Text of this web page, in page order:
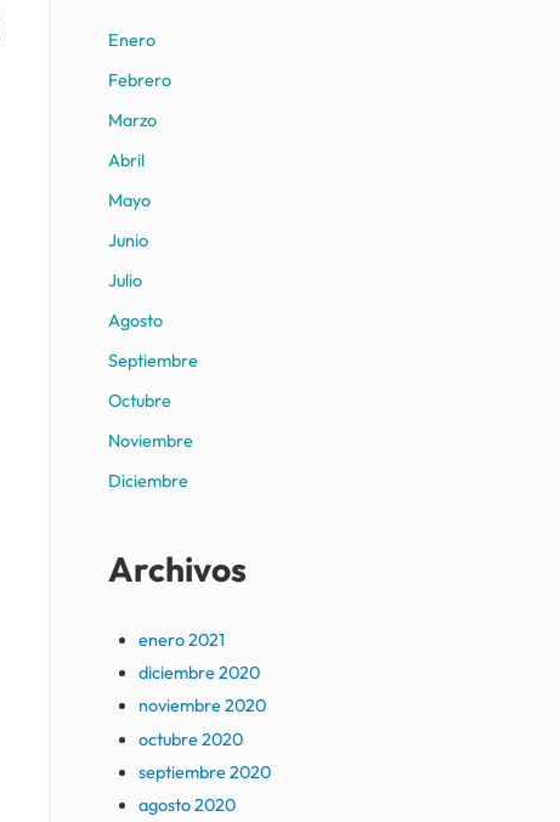
Enero
Febrero
Marzo
Abril
Mayo
Junio
Julio
Agosto
Septiembre
Octubre
Noviembre
Diciembre
Archivos
enero 2021
diciembre 2020
noviembre 2020
octubre 2020
septiembre 2020
agosto 2020